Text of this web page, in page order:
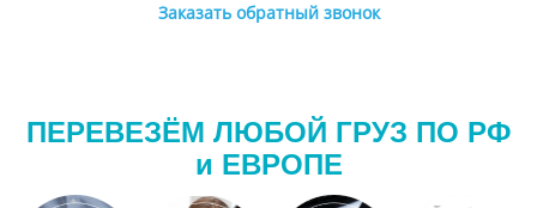
Заказать обратный звонок
ПЕРЕВЕЗЁМ ЛЮБОЙ ГРУЗ ПО РФ
и ЕВРОПЕ